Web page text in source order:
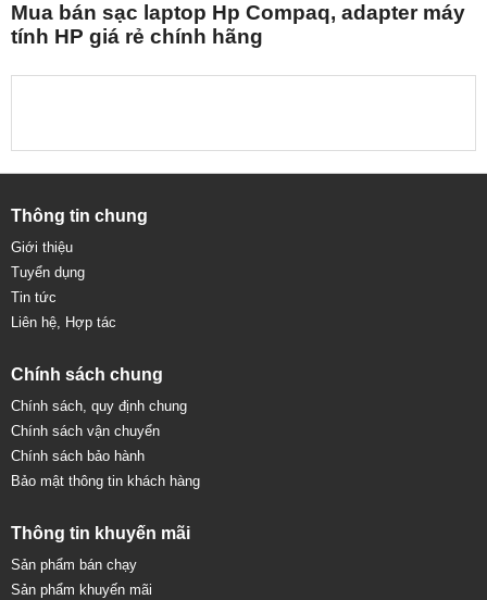
Mua bán sạc laptop Hp Compaq, adapter máy
tính HP giá rẻ chính hãng
Thông tin chung
Giới thiệu
Tuyển dụng
Tin tức
Liên hệ, Hợp tác
Chính sách chung
Chính sách, quy định chung
Chính sách vận chuyển
Chính sách bảo hành
Bảo mật thông tin khách hàng
Thông tin khuyến mãi
Sản phẩm bán chạy
Sản phẩm khuyến mãi